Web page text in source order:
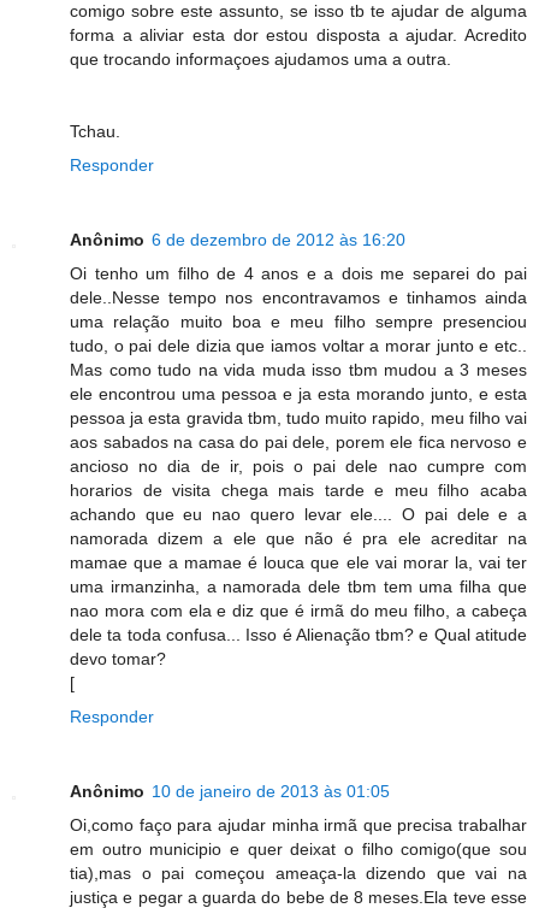
comigo sobre este assunto, se isso tb te ajudar de alguma
forma a aliviar esta dor estou disposta a ajudar. Acredito
que trocando informaçoes ajudamos uma a outra.
Tchau.
Responder
Anônimo 6 de dezembro de 2012 às 16:20
Oi tenho um filho de 4 anos e a dois me separei do pai
dele..Nesse tempo nos encontravamos e tinhamos ainda
uma relação muito boa e meu filho sempre presenciou
tudo, o pai dele dizia que iamos voltar a morar junto e etc..
Mas como tudo na vida muda isso tbm mudou a 3 meses
ele encontrou uma pessoa e ja esta morando junto, e esta
pessoa ja esta gravida tbm, tudo muito rapido, meu filho vai
aos sabados na casa do pai dele, porem ele fica nervoso e
ancioso no dia de ir, pois o pai dele nao cumpre com
horarios de visita chega mais tarde e meu filho acaba
achando que eu nao quero levar ele.... O pai dele e a
namorada dizem a ele que não é pra ele acreditar na
mamae que a mamae é louca que ele vai morar la, vai ter
uma irmanzinha, a namorada dele tbm tem uma filha que
nao mora com ela e diz que é irmã do meu filho, a cabeça
dele ta toda confusa... Isso é Alienação tbm? e Qual atitude
devo tomar?
[
Responder
Anônimo 10 de janeiro de 2013 às 01:05
Oi,como faço para ajudar minha irmã que precisa trabalhar
em outro municipio e quer deixat o filho comigo(que sou
tia),mas o pai começou ameaça-la dizendo que vai na
justiça e pegar a guarda do bebe de 8 meses.Ela teve esse